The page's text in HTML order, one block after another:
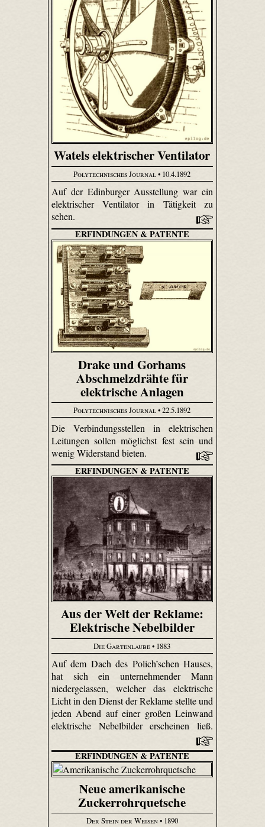
Watels elektrischer Ventilator
Polytechnisches Journal• 10.4.1892
Auf der Edinburger Ausstellung war ein
elektrischer Ventilator in Tätigkeit zu
sehen.
ERFINDUNGEN & PATENTE
Drake und Gorhams
Abschmelzdrähte für
elektrische Anlagen
Polytechnisches Journal• 22.5.1892
Die Verbindungsstellen in elektrischen
Leitungen sollen möglichst fest sein und
wenig Widerstand bieten.
ERFINDUNGEN & PATENTE
Aus der Welt der Reklame:
Elektrische Nebelbilder
Die Gartenlaube• 1883
Auf dem Dach des Polich’schen Hauses,
hat sich ein unternehmender Mann
niedergelassen, welcher das elektrische
Licht in den Dienst der Reklame stellte und
jeden Abend auf einer großen Leinwand
elektrische Nebelbilder erscheinen ließ.
ERFINDUNGEN & PATENTE
Neue amerikanische
Zuckerrohrquetsche
Der Stein der Weisen• 1890